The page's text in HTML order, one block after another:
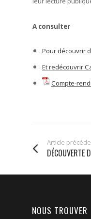
A consulter
Pour découvrir
Et redécouvrir
Compte-
Article
DÉCOUVERTE
NOUS TROUVER